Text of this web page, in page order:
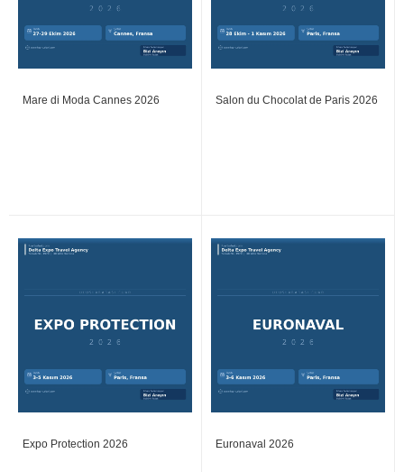
Mare di Moda Cannes 2026 Salon du Chocolat de Paris 2026
Expo Protection 2026 Euronaval 2026